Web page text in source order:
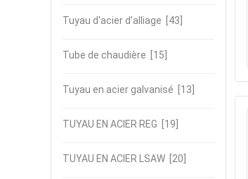
Tuyau d'acier d'alliage [43]
Tube de chaudière [15]
Tuyau en acier galvanisé [13]
TUYAU EN ACIER REG [19]
TUYAU EN ACIER LSAW [20]